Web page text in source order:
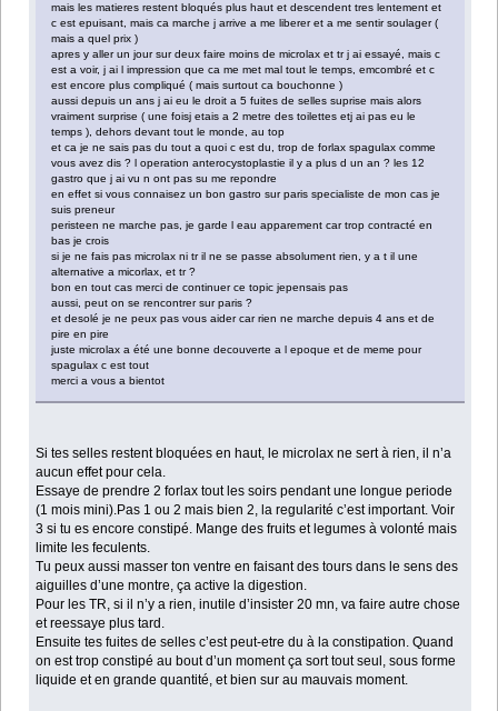
mais les matieres restent bloqués plus haut et descendent tres lentement et
c est epuisant, mais ca marche j arrive a me liberer et a me sentir soulager (
mais a quel prix )
apres y aller un jour sur deux faire moins de microlax et tr j ai essayé, mais c
est a voir, j ai l impression que ca me met mal tout le temps, emcombré et c
est encore plus compliqué ( mais surtout ca bouchonne )
aussi depuis un ans j ai eu le droit a 5 fuites de selles suprise mais alors
vraiment surprise ( une foisj etais a 2 metre des toilettes etj ai pas eu le
temps ), dehors devant tout le monde, au top
et ca je ne sais pas du tout a quoi c est du, trop de forlax spagulax comme
vous avez dis ? l operation anterocystoplastie il y a plus d un an ? les 12
gastro que j ai vu n ont pas su me repondre
en effet si vous connaisez un bon gastro sur paris specialiste de mon cas je
suis preneur
peristeen ne marche pas, je garde l eau apparement car trop contracté en
bas je crois
si je ne fais pas microlax ni tr il ne se passe absolument rien, y a t il une
alternative a micorlax, et tr ?
bon en tout cas merci de continuer ce topic jepensais pas
aussi, peut on se rencontrer sur paris ?
et desolé je ne peux pas vous aider car rien ne marche depuis 4 ans et de
pire en pire
juste microlax a été une bonne decouverte a l epoque et de meme pour
spagulax c est tout
merci a vous a bientot
Si tes selles restent bloquées en haut, le microlax ne sert à rien, il n’a
aucun effet pour cela.
Essaye de prendre 2 forlax tout les soirs pendant une longue periode
(1 mois mini).Pas 1 ou 2 mais bien 2, la regularité c’est important. Voir
3 si tu es encore constipé. Mange des fruits et legumes à volonté mais
limite les feculents.
Tu peux aussi masser ton ventre en faisant des tours dans le sens des
aiguilles d’une montre, ça active la digestion.
Pour les TR, si il n’y a rien, inutile d’insister 20 mn, va faire autre chose
et reessaye plus tard.
Ensuite tes fuites de selles c’est peut-etre du à la constipation. Quand
on est trop constipé au bout d’un moment ça sort tout seul, sous forme
liquide et en grande quantité, et bien sur au mauvais moment.